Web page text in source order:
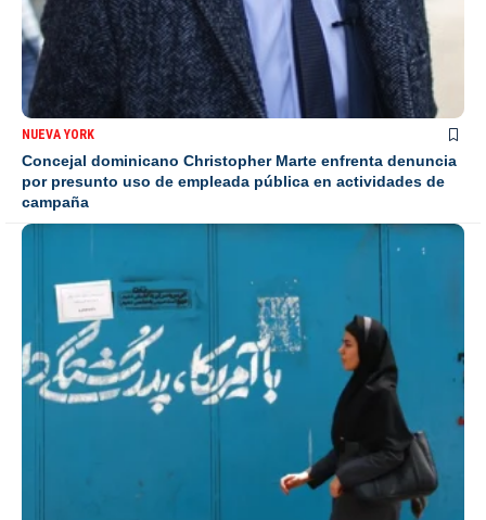
NUEVA YORK
Concejal dominicano Christopher Marte enfrenta denuncia
por presunto uso de empleada pública en actividades de
campaña